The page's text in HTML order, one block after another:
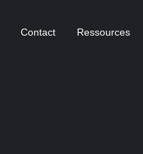
Contact Ressources